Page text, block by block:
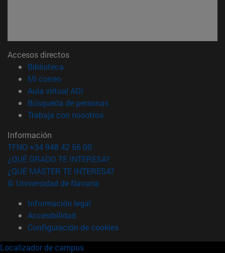
Accesos directos
Biblioteca
Mi correo(abre en nueva ventana)
Aula virtual ADI
Búsqueda de personas(abre en nueva ventana)
Trabaja con nosotros(abre en nueva ventana)
Información
TFNO +34 948 42 56 00
¿QUÉ GRADO TE INTERESA?
¿QUÉ MÁSTER TE INTERESA?
© Universidad de Navarra
Información legal
Accesibilidad
Configuración de cookies
Localizador de campus